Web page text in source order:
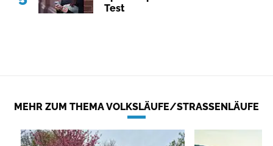
Test
MEHR ZUM THEMA VOLKSLÄUFE/STRASSENLÄUFE